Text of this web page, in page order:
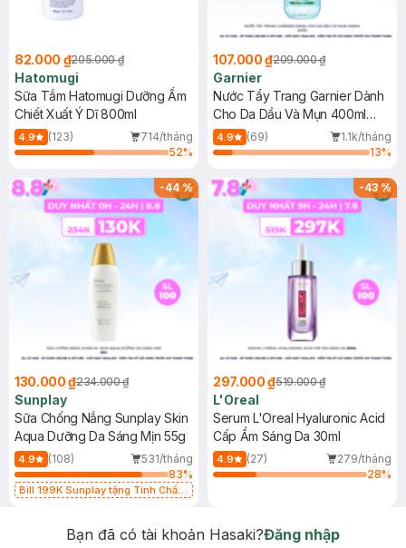
82.000 ₫205.000 ₫
Hatomugi
Sữa Tắm Hatomugi Dưỡng Ẩm
Chiết Xuất Ý Dĩ 800ml
4.9 (123)
714/tháng
52%
107.000 ₫209.000 ₫
Garnier
Nước Tẩy Trang Garnier Dành
Cho Da Dầu Và Mụn 400ml
(Mới)
4.9 (69)
1.1k/tháng
13%
-44%
130.000 ₫234.000 ₫
Sunplay
Sữa Chống Nắng Sunplay Skin
Aqua Dưỡng Da Sáng Mịn 55g
4.9 (108)
531/tháng
83%
Bill 199K Sunplay tặng Tinh Chất
-43%
297.000 ₫519.000 ₫
L'Oreal
Serum L'Oreal Hyaluronic Acid
Cấp Ẩm Sáng Da 30ml
4.9 (27)
279/tháng
28%
Bạn đã có tài khoản Hasaki?Đăng nhập